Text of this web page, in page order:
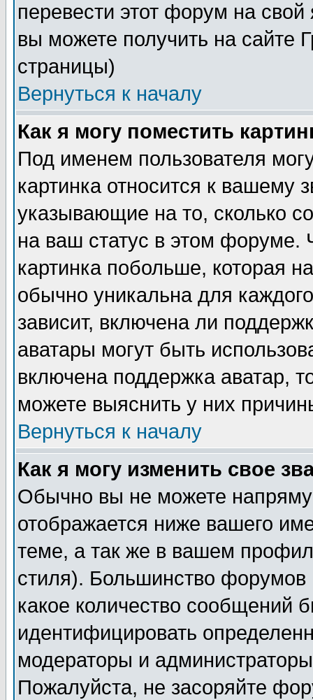
перевести этот форум на
вы можете получить на сайте
страницы)
Вернуться к началу
Как я могу поместить
Под именем пользователя
картинка относится к вашему
указывающие на то, сколько
на ваш статус в этом форуме.
картинка побольше, которая
обычно уникальна для
зависит, включена ли
аватары могут быть
включена поддержка аватар,
можете выяснить у них
Вернуться к началу
Как я могу изменить свое
Обычно вы не можете
отображается ниже вашего
теме, а так же в вашем
стиля). Большинство форумов
какое количество сообщений
идентифицировать
модераторы и
Пожалуйста, не засоряйте